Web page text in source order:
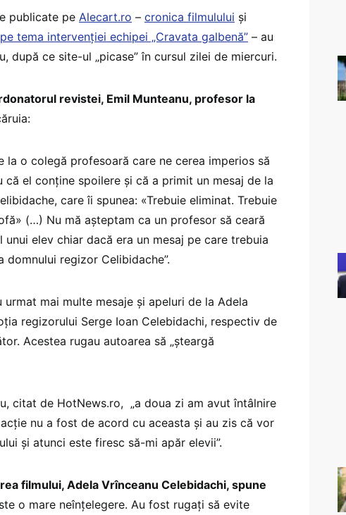
publicate pe Alecart.ro – cronica filmulului și
tema intervenției echipei „Cravata galbenă” – au
după ce site-ul „picase” în cursul zilei de miercuri.
revistei, Emil Munteanu, profesor la
la o colegă profesoară care ne cerea imperios să
el conține spoilere și că a primit un mesaj de la
care îi spunea: «Trebuie eliminat. Trebuie
(…) Nu mă așteptam ca un profesor să ceară
elev chiar dacă era un mesaj pe care trebuia
regizor Celibidache”.
mai multe mesaje și apeluri de la Adela
regizorului Serge Ioan Celebidachi, respectiv de
Acestea rugau autoarea să „șteargă
citat de HotNews.ro, „a doua zi am avut întâlnire
nu a fost de acord cu aceasta și au zis că vor
și atunci este firesc să-mi apăr elevii”.
filmului, Adela Vrînceanu Celebidachi, spune
o mare neînțelegere. Au fost rugați să evite